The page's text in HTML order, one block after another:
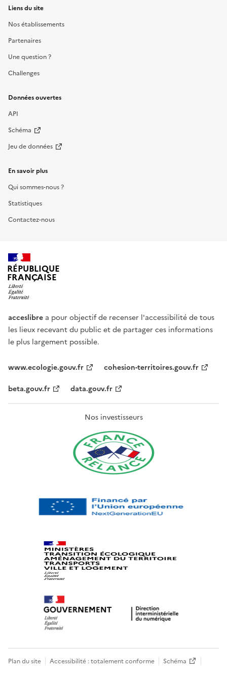
Liens du site
Nos établissements
Partenaires
Une question ?
Challenges
Données ouvertes
API
Schéma
Jeu de données
En savoir plus
Qui sommes-nous ?
Statistiques
Contactez-nous
RÉPUBLIQUE
FRANÇAISE
acceslibre a pour objectif de recenser l'accessibilité de tous
les lieux recevant du public et de partager ces informations
le plus largement possible.
www.ecologie.gouv.fr
cohesion-territoires.gouv.fr
beta.gouv.fr
data.gouv.fr
Nos investisseurs
Plan du site Accessibilité : totalement conforme Schéma